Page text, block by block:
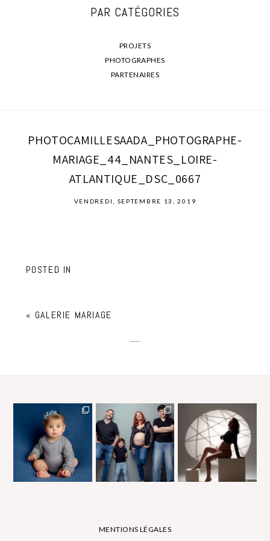
PAR CATÉGORIES
PROJETS
PHOTOGRAPHES
PARTENAIRES
PHOTOCAMILLESAADA_PHOTOGRAPHE-
MARIAGE_44_NANTES_LOIRE-
ATLANTIQUE_DSC_0667
VENDREDI, SEPTEMBRE 13, 2019
POSTED IN
« GALERIE MARIAGE
MENTIONS LÉGALES